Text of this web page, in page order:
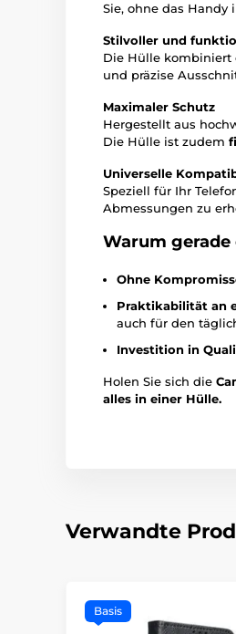
Sie, ohne das Handy
Stilvoller und
Die Hülle kombiniert
und präzise
Maximaler Schutz
Hergestellt aus
Die Hülle ist zudem
Universelle
Speziell für Ihr
Abmessungen zu
Warum gerade
Ohne
Praktikabilität an
auch für den
Investition in
Holen Sie sich die
alles in einer Hülle.
Verwandte
Basis